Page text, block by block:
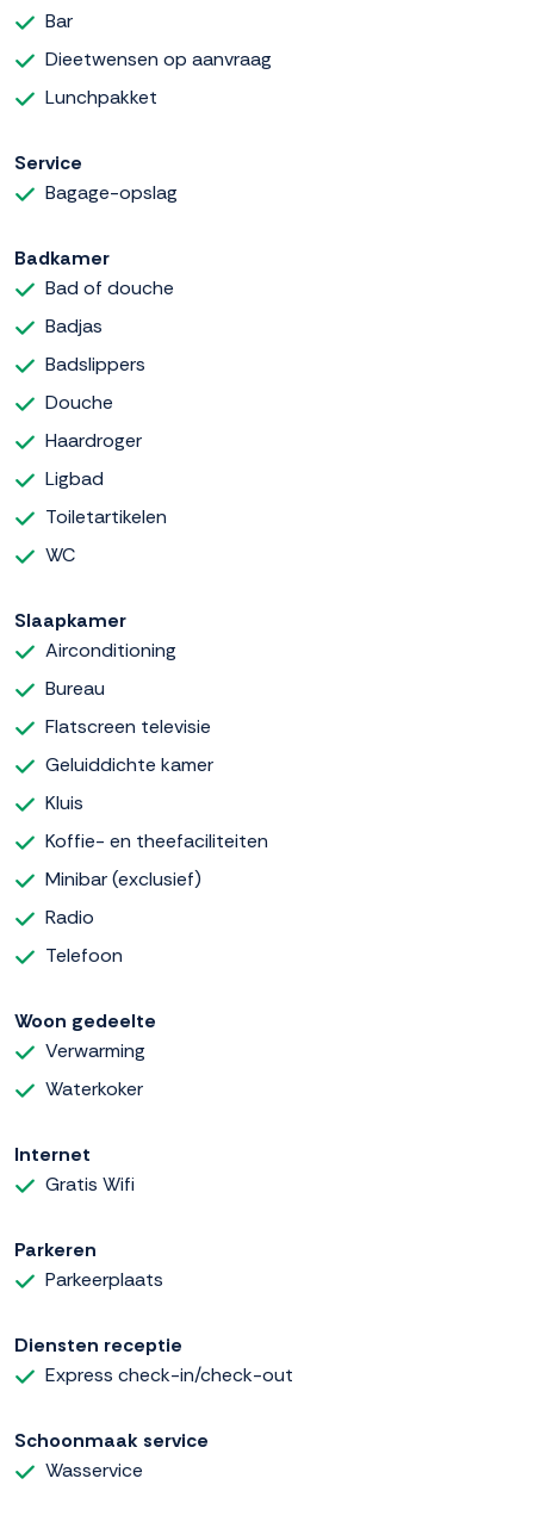
Bar
Dieetwensen op aanvraag
Lunchpakket
Service
Bagage-opslag
Badkamer
Bad of douche
Badjas
Badslippers
Douche
Haardroger
Ligbad
Toiletartikelen
WC
Slaapkamer
Airconditioning
Bureau
Flatscreen televisie
Geluiddichte kamer
Kluis
Koffie- en theefaciliteiten
Minibar (exclusief)
Radio
Telefoon
Woon gedeelte
Verwarming
Waterkoker
Internet
Gratis Wifi
Parkeren
Parkeerplaats
Diensten receptie
Express check-in/check-out
Schoonmaak service
Wasservice